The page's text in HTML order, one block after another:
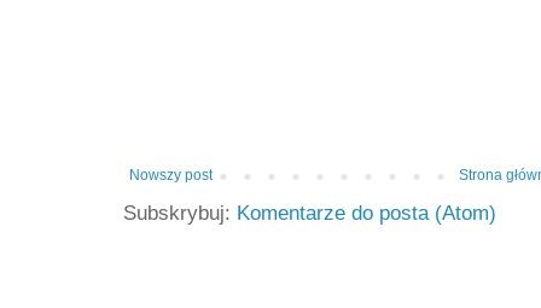
Nowszy post Strona
Subskrybuj: Komentarze do posta (Atom)